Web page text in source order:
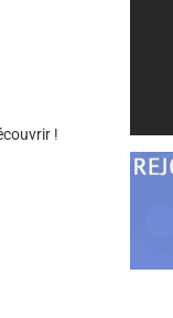
!